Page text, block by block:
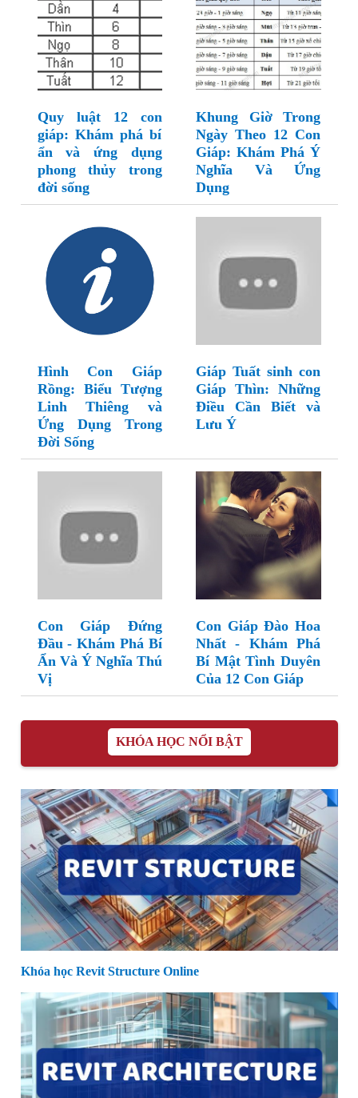
Quy luật 12 con
giáp: Khám phá bí
ẩn và ứng dụng
phong thủy trong
đời sống
Khung Giờ Trong
Ngày Theo 12 Con
Giáp: Khám Phá Ý
Nghĩa Và Ứng
Dụng
Hình Con Giáp
Rồng: Biểu Tượng
Linh Thiêng và
Ứng Dụng Trong
Đời Sống
Giáp Tuất sinh con
Giáp Thìn: Những
Điều Cần Biết và
Lưu Ý
Con Giáp Đứng
Đầu - Khám Phá Bí
Ẩn Và Ý Nghĩa Thú
Vị
Con Giáp Đào Hoa
Nhất - Khám Phá
Bí Mật Tình Duyên
Của 12 Con Giáp
KHÓA HỌC NỔI BẬT
Khóa học Revit Structure Online